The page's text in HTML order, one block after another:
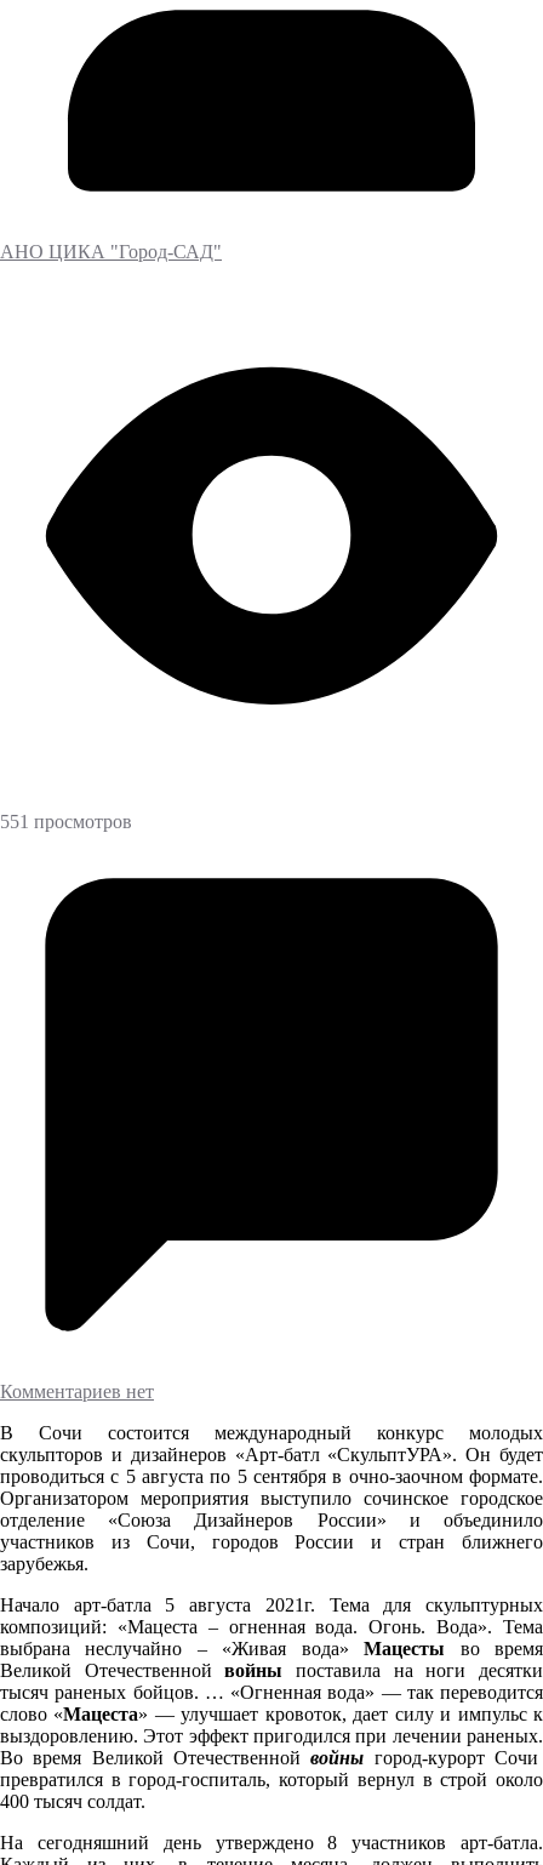
АНО ЦИКА "Город-САД"
551 просмотров
Комментариев нет
В Сочи состоится международный конкурс молодых
скульпторов и дизайнеров «Арт-батл «СкульптУРА». Он будет
проводиться с 5 августа по 5 сентября в очно-заочном формате.
Организатором мероприятия выступило сочинское городское
отделение «Союза Дизайнеров России» и объединило
участников из Сочи, городов России и стран ближнего
зарубежья.
Начало арт-батла 5 августа 2021г. Тема для скульптурных
композиций: «Мацеста – огненная вода. Огонь. Вода». Тема
выбрана неслучайно – «Живая вода»Мацесты во время
Великой Отечественнойвойны поставила на ноги десятки
тысяч раненых бойцов. … «Огненная вода» — так переводится
слово «Мацеста» — улучшает кровоток, дает силу и импульс к
выздоровлению. Этот эффект пригодился при лечении раненых.
Во время Великой Отечественнойвойны город-курорт Сочи
превратился в город-госпиталь, который вернул в строй около
400 тысяч солдат.
На сегодняшний день утверждено 8 участников арт-батла.